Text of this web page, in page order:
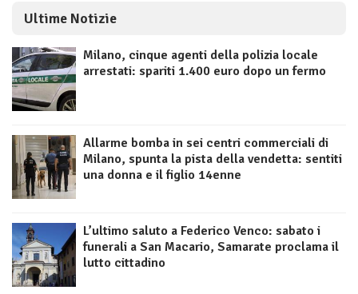
Ultime Notizie
Milano, cinque agenti della polizia locale
arrestati: spariti 1.400 euro dopo un fermo
Allarme bomba in sei centri commerciali di
Milano, spunta la pista della vendetta: sentiti
una donna e il figlio 14enne
L’ultimo saluto a Federico Venco: sabato i
funerali a San Macario, Samarate proclama il
lutto cittadino